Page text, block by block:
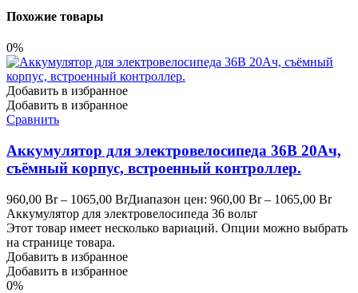
Похожие товары
0%
Добавить в избранное
Добавить в избранное
Сравнить
Аккумулятор для электровелосипеда 36В 20Ач,
съёмный корпус, встроенный контроллер.
960,00 Br – 1065,00 BrДиапазон цен: 960,00 Br – 1065,00 Br
Аккумулятор для электровелосипеда 36 вольт
Этот товар имеет несколько вариаций. Опции можно выбрать
на странице товара.
Добавить в избранное
Добавить в избранное
0%